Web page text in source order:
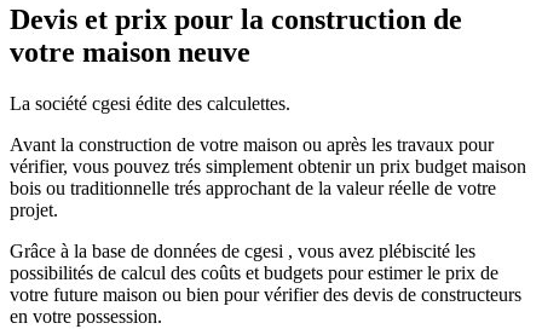
Devis et prix pour la construction de
votre maison neuve
La société cgesi édite des calculettes.
Avant la construction de votre maison ou après les travaux pour
vérifier, vous pouvez trés simplement obtenir un prix budget maison
bois ou traditionnelle trés approchant de la valeur réelle de votre
projet.
Grâce à la base de données de cgesi , vous avez plébiscité les
possibilités de calcul des coûts et budgets pour estimer le prix de
votre future maison ou bien pour vérifier des devis de constructeurs
en votre possession.